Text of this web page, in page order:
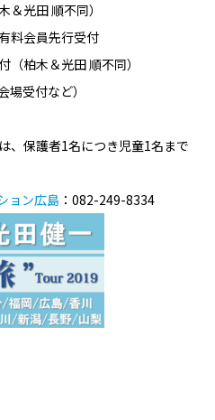
＆光田 順不同）
料会員先行受付
柏木＆光田 順不同）
受付など）
、保護者1名につき児童1名まで
ョン広島：082-249-8334